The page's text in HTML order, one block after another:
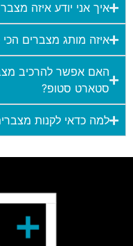
איך אני יודע איזה
איזה מותג מצברים
האם אפשר להרכיב
סטארט סטופ?
למה כדאי לקנות